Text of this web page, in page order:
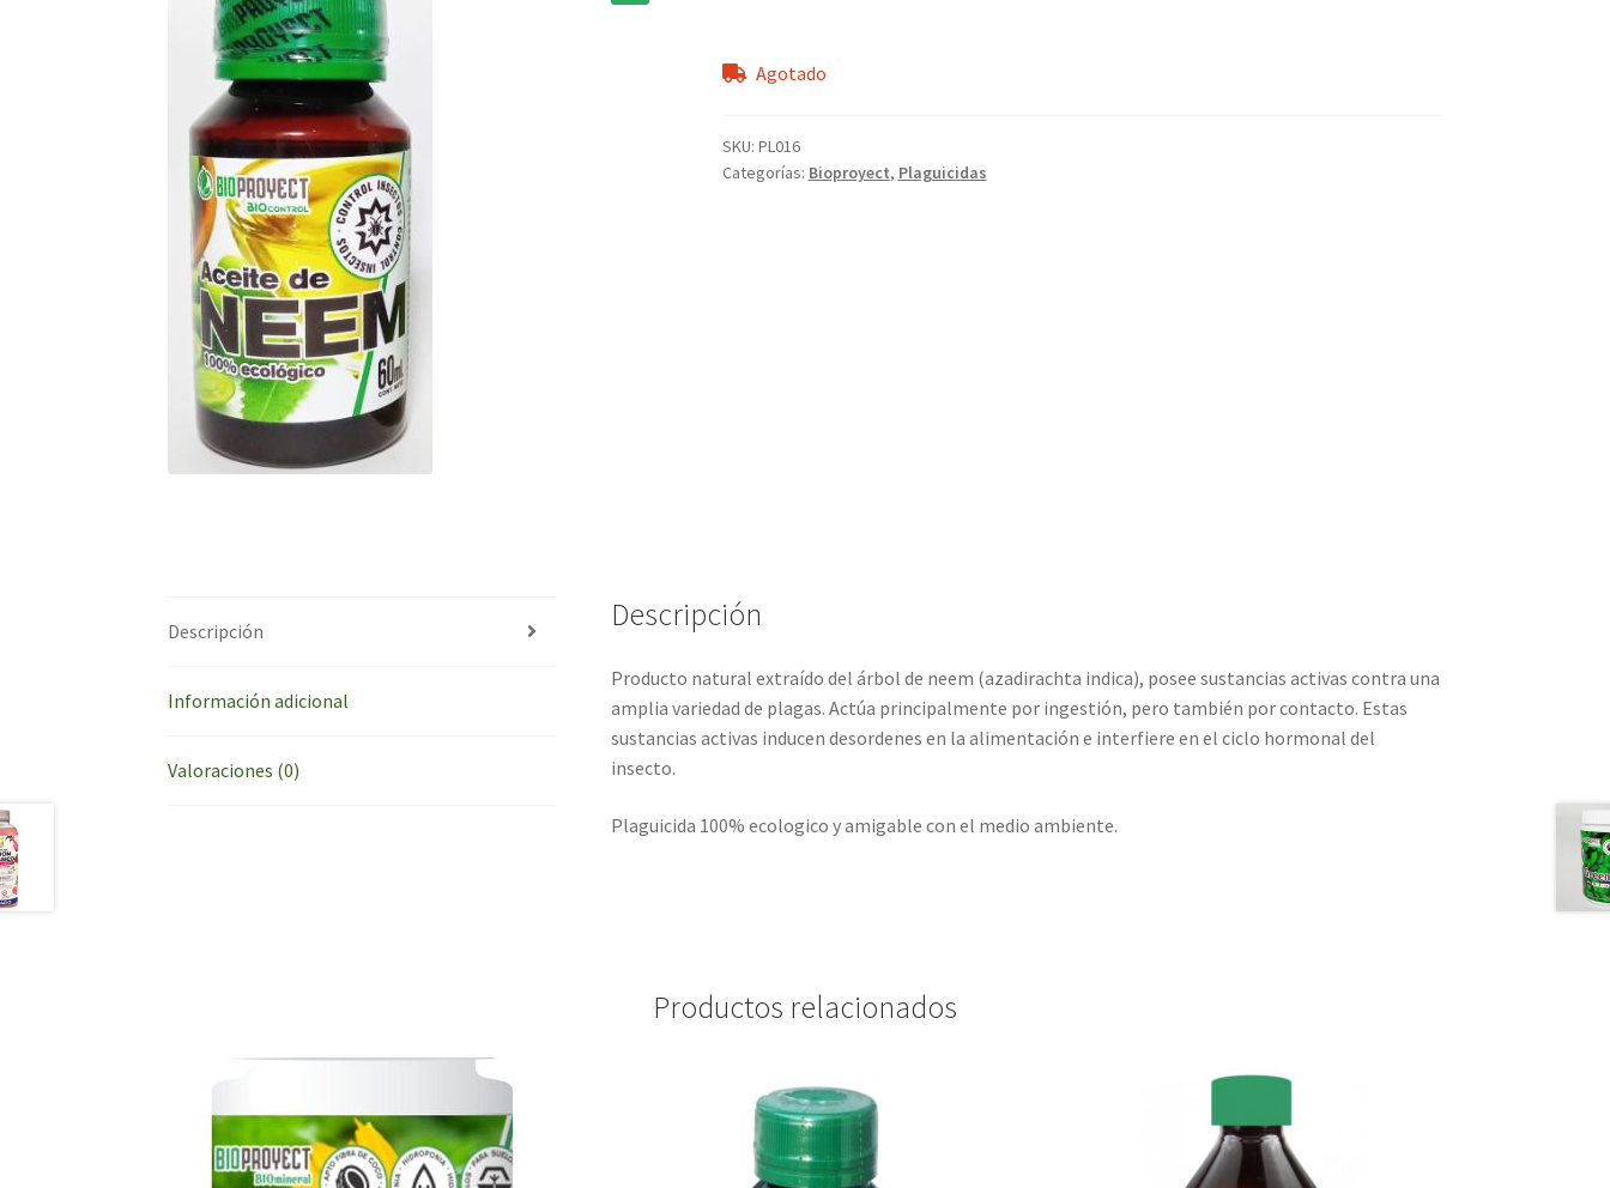
Agotado
SKU: PL016
Categorías: Bioproyect, Plaguicidas
Descripción
Información adicional
Valoraciones (0)
Descripción
Producto natural extraído del árbol de neem (azadirachta indica), posee sustancias activas contra una
amplia variedad de plagas. Actúa principalmente por ingestión, pero también por contacto. Estas
sustancias activas inducen desordenes en la alimentación e interfiere en el ciclo hormonal del
insecto.
Plaguicida 100% ecologico y amigable con el medio ambiente.
Productos relacionados